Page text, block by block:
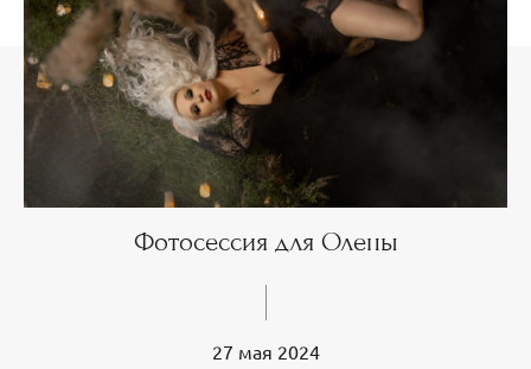
Фотосессия для Олены
27 мая 2024